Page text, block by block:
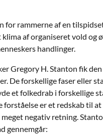
for rammerne af en
af organiseret vold og
handlinger.
Gregory H. Stanton fik
De forskellige faser eller
et folkedrab i forskellige
er et redskab til
negativ retning.
gennemgår: